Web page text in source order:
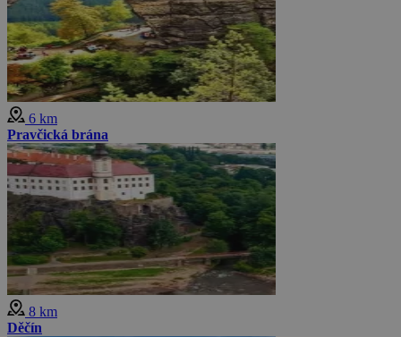
6 km
Pravčická brána
8 km
Děčín